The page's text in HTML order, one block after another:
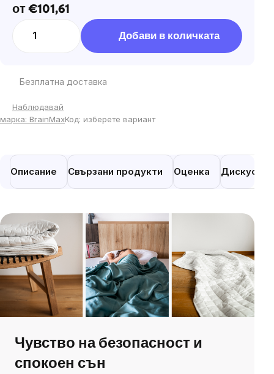
от €101,61
мярка:
Добави в количката
Безплатна доставка
Наблюдавай
марка: BrainMaxКод: изберете вариант
Описание Свързани продукти Оценка Дискусия
Чувство на безопасност и
спокоен сън